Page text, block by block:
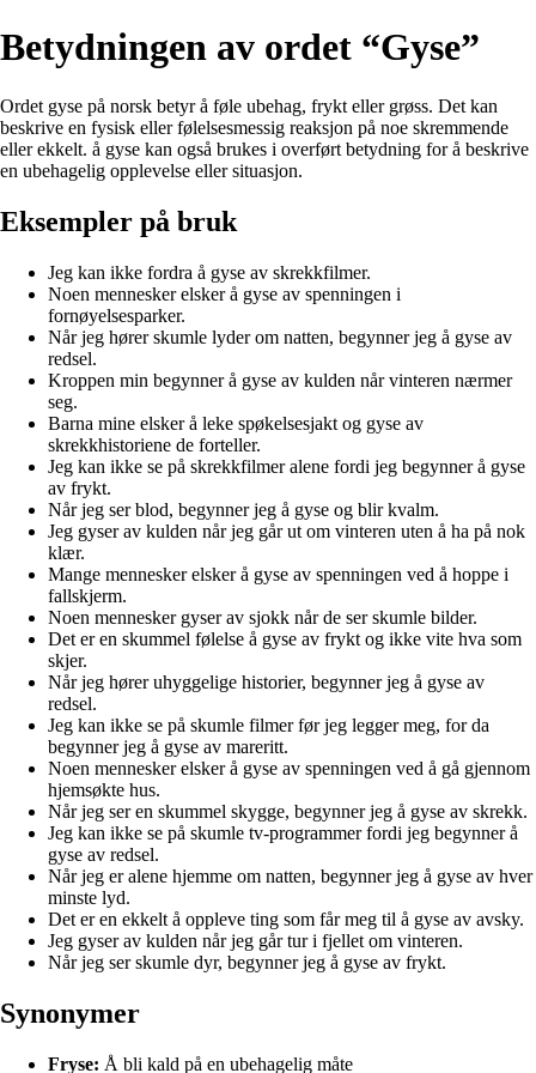
Betydningen av ordet “Gyse”
Ordet gyse på norsk betyr å føle ubehag, frykt eller grøss. Det kan
beskrive en fysisk eller følelsesmessig reaksjon på noe skremmende
eller ekkelt. å gyse kan også brukes i overført betydning for å beskrive
en ubehagelig opplevelse eller situasjon.
Eksempler på bruk
Jeg kan ikke fordra å gyse av skrekkfilmer.
Noen mennesker elsker å gyse av spenningen i
fornøyelsesparker.
Når jeg hører skumle lyder om natten, begynner jeg å gyse av
redsel.
Kroppen min begynner å gyse av kulden når vinteren nærmer
seg.
Barna mine elsker å leke spøkelsesjakt og gyse av
skrekkhistoriene de forteller.
Jeg kan ikke se på skrekkfilmer alene fordi jeg begynner å gyse
av frykt.
Når jeg ser blod, begynner jeg å gyse og blir kvalm.
Jeg gyser av kulden når jeg går ut om vinteren uten å ha på nok
klær.
Mange mennesker elsker å gyse av spenningen ved å hoppe i
fallskjerm.
Noen mennesker gyser av sjokk når de ser skumle bilder.
Det er en skummel følelse å gyse av frykt og ikke vite hva som
skjer.
Når jeg hører uhyggelige historier, begynner jeg å gyse av
redsel.
Jeg kan ikke se på skumle filmer før jeg legger meg, for da
begynner jeg å gyse av mareritt.
Noen mennesker elsker å gyse av spenningen ved å gå gjennom
hjemsøkte hus.
Når jeg ser en skummel skygge, begynner jeg å gyse av skrekk.
Jeg kan ikke se på skumle tv-programmer fordi jeg begynner å
gyse av redsel.
Når jeg er alene hjemme om natten, begynner jeg å gyse av hver
minste lyd.
Det er en ekkelt å oppleve ting som får meg til å gyse av avsky.
Jeg gyser av kulden når jeg går tur i fjellet om vinteren.
Når jeg ser skumle dyr, begynner jeg å gyse av frykt.
Synonymer
Fryse: Å bli kald på en ubehagelig måte